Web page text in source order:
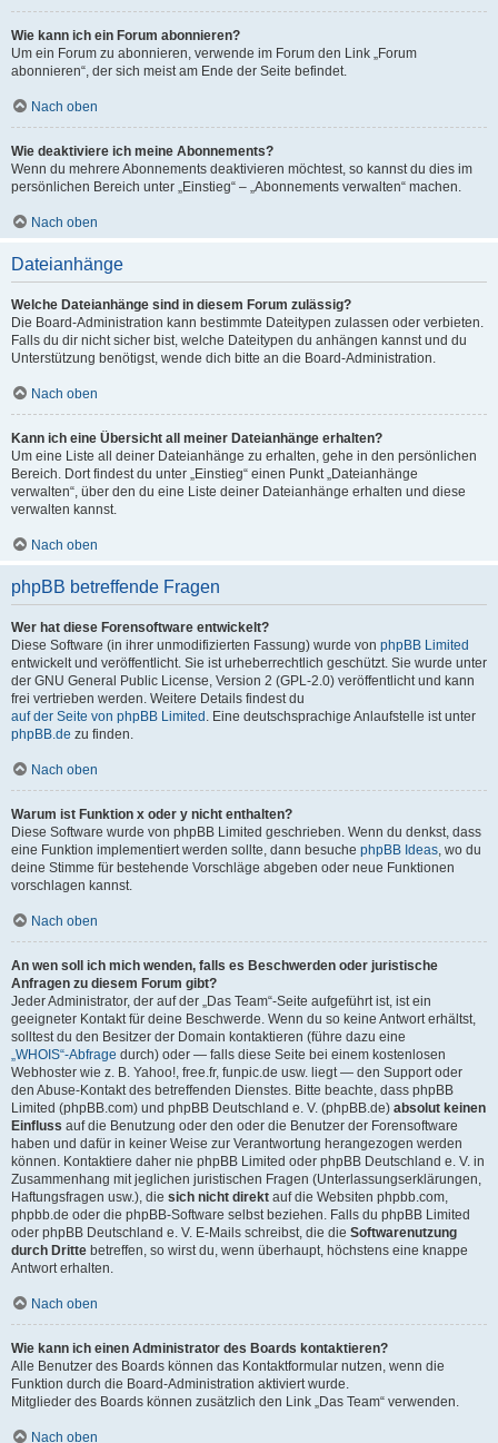
Wie kann ich ein Forum abonnieren?
Um ein Forum zu abonnieren, verwende im Forum den Link „Forum
abonnieren“, der sich meist am Ende der Seite befindet.
Nach oben
Wie deaktiviere ich meine Abonnements?
Wenn du mehrere Abonnements deaktivieren möchtest, so kannst du dies im
persönlichen Bereich unter „Einstieg“ – „Abonnements verwalten“ machen.
Nach oben
Dateianhänge
Welche Dateianhänge sind in diesem Forum zulässig?
Die Board-Administration kann bestimmte Dateitypen zulassen oder verbieten.
Falls du dir nicht sicher bist, welche Dateitypen du anhängen kannst und du
Unterstützung benötigst, wende dich bitte an die Board-Administration.
Nach oben
Kann ich eine Übersicht all meiner Dateianhänge erhalten?
Um eine Liste all deiner Dateianhänge zu erhalten, gehe in den persönlichen
Bereich. Dort findest du unter „Einstieg“ einen Punkt „Dateianhänge
verwalten“, über den du eine Liste deiner Dateianhänge erhalten und diese
verwalten kannst.
Nach oben
phpBB betreffende Fragen
Wer hat diese Forensoftware entwickelt?
Diese Software (in ihrer unmodifizierten Fassung) wurde von phpBB Limited
entwickelt und veröffentlicht. Sie ist urheberrechtlich geschützt. Sie wurde unter
der GNU General Public License, Version 2 (GPL-2.0) veröffentlicht und kann
frei vertrieben werden. Weitere Details findest du
auf der Seite von phpBB Limited . Eine deutschsprachige Anlaufstelle ist unter
phpBB.de zu finden.
Nach oben
Warum ist Funktion x oder y nicht enthalten?
Diese Software wurde von phpBB Limited geschrieben. Wenn du denkst, dass
eine Funktion implementiert werden sollte, dann besuche phpBB Ideas, wo du
deine Stimme für bestehende Vorschläge abgeben oder neue Funktionen
vorschlagen kannst.
Nach oben
An wen soll ich mich wenden, falls es Beschwerden oder juristische
Anfragen zu diesem Forum gibt?
Jeder Administrator, der auf der „Das Team“-Seite aufgeführt ist, ist ein
geeigneter Kontakt für deine Beschwerde. Wenn du so keine Antwort erhältst,
solltest du den Besitzer der Domain kontaktieren (führe dazu eine
„WHOIS“-Abfrage durch) oder — falls diese Seite bei einem kostenlosen
Webhoster wie z. B. Yahoo!, free.fr, funpic.de usw. liegt — den Support oder
den Abuse-Kontakt des betreffenden Dienstes. Bitte beachte, dass phpBB
Limited (phpBB.com) und phpBB Deutschland e. V. (phpBB.de) absolut keinen
Einfluss auf die Benutzung oder den oder die Benutzer der Forensoftware
haben und dafür in keiner Weise zur Verantwortung herangezogen werden
können. Kontaktiere daher nie phpBB Limited oder phpBB Deutschland e. V. in
Zusammenhang mit jeglichen juristischen Fragen (Unterlassungserklärungen,
Haftungsfragen usw.), die sich nicht direkt auf die Websiten phpbb.com,
phpbb.de oder die phpBB-Software selbst beziehen. Falls du phpBB Limited
oder phpBB Deutschland e. V. E-Mails schreibst, die die Softwarenutzung
durch Dritte betreffen, so wirst du, wenn überhaupt, höchstens eine knappe
Antwort erhalten.
Nach oben
Wie kann ich einen Administrator des Boards kontaktieren?
Alle Benutzer des Boards können das Kontaktformular nutzen, wenn die
Funktion durch die Board-Administration aktiviert wurde.
Mitglieder des Boards können zusätzlich den Link „Das Team“ verwenden.
Nach oben